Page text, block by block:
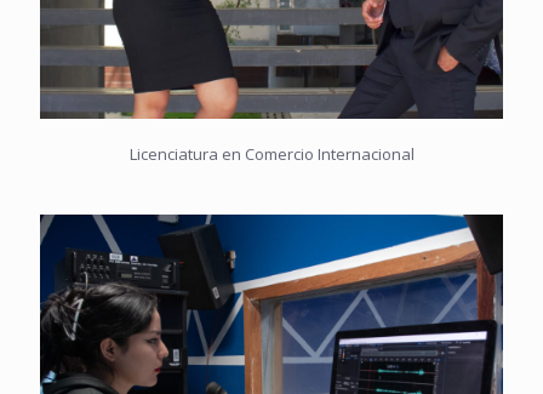
Licenciatura en Comercio Internacional